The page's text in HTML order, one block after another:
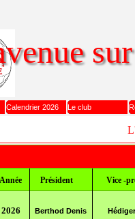
Calendrier 2026 ▼
Le club
Année Président Vice -
2026 Berthod Denis